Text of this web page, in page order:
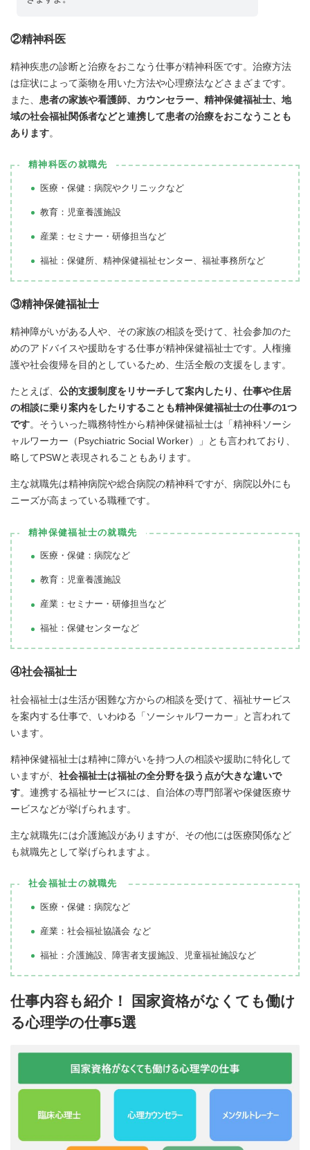
②精神科医
精神疾患の診断と治療をおこなう仕事が精神科医です。治療方法
は症状によって薬物を用いた方法や心理療法などさまざまです。
また、 患者の家族や看護師、カウンセラー、精神保健福祉士、地
域の社会福祉関係者などと連携して患者の治療をおこなうことも
あります。
精神科医の就職先
医療・保健：病院やクリニックなど
教育：児童養護施設
産業：セミナー・研修担当など
福祉：保健所、精神保健福祉センター、福祉事務所など
③精神保健福祉士
精神障がいがある人や、その家族の相談を受けて、社会参加のた
めのアドバイスや援助をする仕事が精神保健福祉士です。人権擁
護や社会復帰を目的としているため、生活全般の支援をします。
たとえば、 公的支援制度をリサーチして案内したり、仕事や住居
の相談に乗り案内をしたりすることも精神保健福祉士の仕事の1つ
です。そういった職務特性から精神保健福祉士は「精神科ソーシ
ャルワーカー（Psychiatric Social Worker）」とも言われており、
略してPSWと表現されることもあります。
主な就職先は精神病院や総合病院の精神科ですが、病院以外にも
ニーズが高まっている職種です。
精神保健福祉士の就職先
医療・保健：病院など
教育：児童養護施設
産業：セミナー・研修担当など
福祉：保健センターなど
④社会福祉士
社会福祉士は生活が困難な方からの相談を受けて、福祉サービス
を案内する仕事で、いわゆる「ソーシャルワーカー」と言われて
います。
精神保健福祉士は精神に障がいを持つ人の相談や援助に特化して
いますが、 社会福祉士は福祉の全分野を扱う点が大きな違いで
す。連携する福祉サービスには、自治体の専門部署や保健医療サ
ービスなどが挙げられます。
主な就職先には介護施設がありますが、その他には医療関係など
も就職先として挙げられますよ。
社会福祉士の就職先
医療・保健：病院など
産業：社会福祉協議会 など
福祉：介護施設、障害者支援施設、児童福祉施設など
仕事内容も紹介！ 国家資格がなくても働け
る心理学の仕事5選